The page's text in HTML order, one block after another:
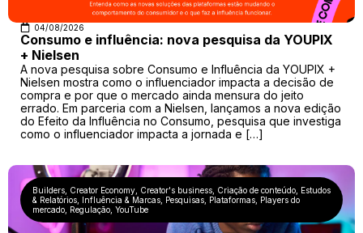
04/08/2026
Consumo e influência: nova pesquisa da YOUPIX
+ Nielsen
A nova pesquisa sobre Consumo e Influência da YOUPIX +
Nielsen mostra como o influenciador impacta a decisão de
compra e por que o mercado ainda mensura do jeito
errado. Em parceria com a Nielsen, lançamos a nova edição
do Efeito da Influência no Consumo, pesquisa que investiga
como o influenciador impacta a jornada e […]
Builders Creator Economy Creator's business Criação de conteúdo
Estudos
& Relatórios
Influência & Marcas Pesquisas Plataformas Players do
mercado Regulação YouTube